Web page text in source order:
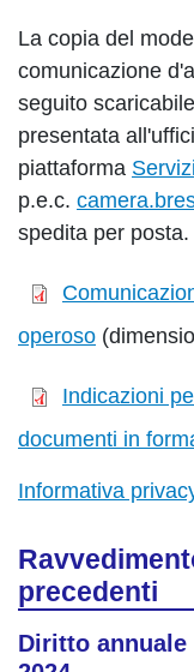
La copia del
comunicazione
seguito
presentata
piattaforma
p.e.c.
spedita per posta.
operoso
Indicazioni
documenti in
Informativa
precedenti
Diritto annuale